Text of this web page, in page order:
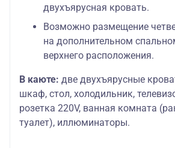
двухъярусная кровать.
Возможно размещение
на дополнительном
верхнего расположения.
В каюте: две двухъярусные
шкаф, стол, холодильник,
розетка 220V, ванная комната
туалет), иллюминаторы.